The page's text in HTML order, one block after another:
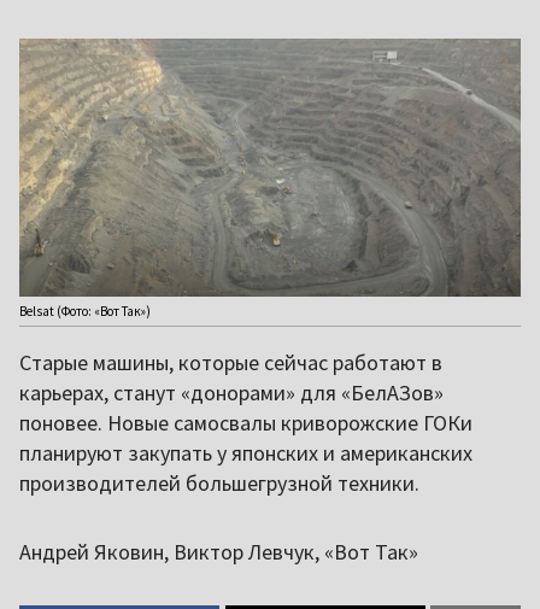
Belsat (Фото: «Вот Так»)
Старые машины, которые сейчас работают в
карьерах, станут «донорами» для «БелАЗов»
поновее. Новые самосвалы криворожские ГОКи
планируют закупать у японских и американских
производителей большегрузной техники.
Андрей Яковин, Виктор Левчук, «Вот Так»